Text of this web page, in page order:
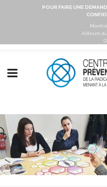
POUR FAIRE UNE
Ailleurs